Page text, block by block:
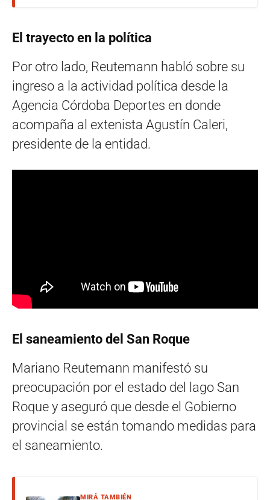
El trayecto en la política
Por otro lado, Reutemann habló sobre su
ingreso a la actividad política desde la
Agencia Córdoba Deportes en donde
acompaña al extenista Agustín Caleri,
presidente de la entidad.
El saneamiento del San Roque
Mariano Reutemann manifestó su
preocupación por el estado del lago San
Roque y aseguró que desde el Gobierno
provincial se están tomando medidas para
el saneamiento.
MIRÁ TAMBIÉN